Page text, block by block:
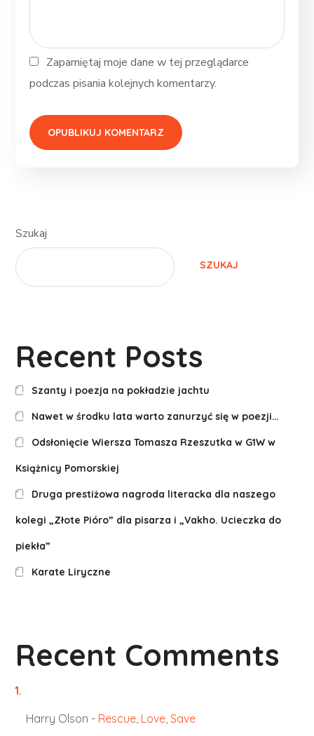
Zapamiętaj moje dane w tej przeglądarce
podczas pisania kolejnych komentarzy.
Szukaj
SZUKAJ
Recent Posts
Szanty i poezja na pokładzie jachtu
Nawet w środku lata warto zanurzyć się w poezji…
Odsłonięcie Wiersza Tomasza Rzeszutka w G1W w
Książnicy Pomorskiej
Druga prestiżowa nagroda literacka dla naszego
kolegi „Złote Pióro” dla pisarza i „Vakho. Ucieczka do
piekła”
Karate Liryczne
Recent Comments
Harry Olson - Rescue, Love, Save